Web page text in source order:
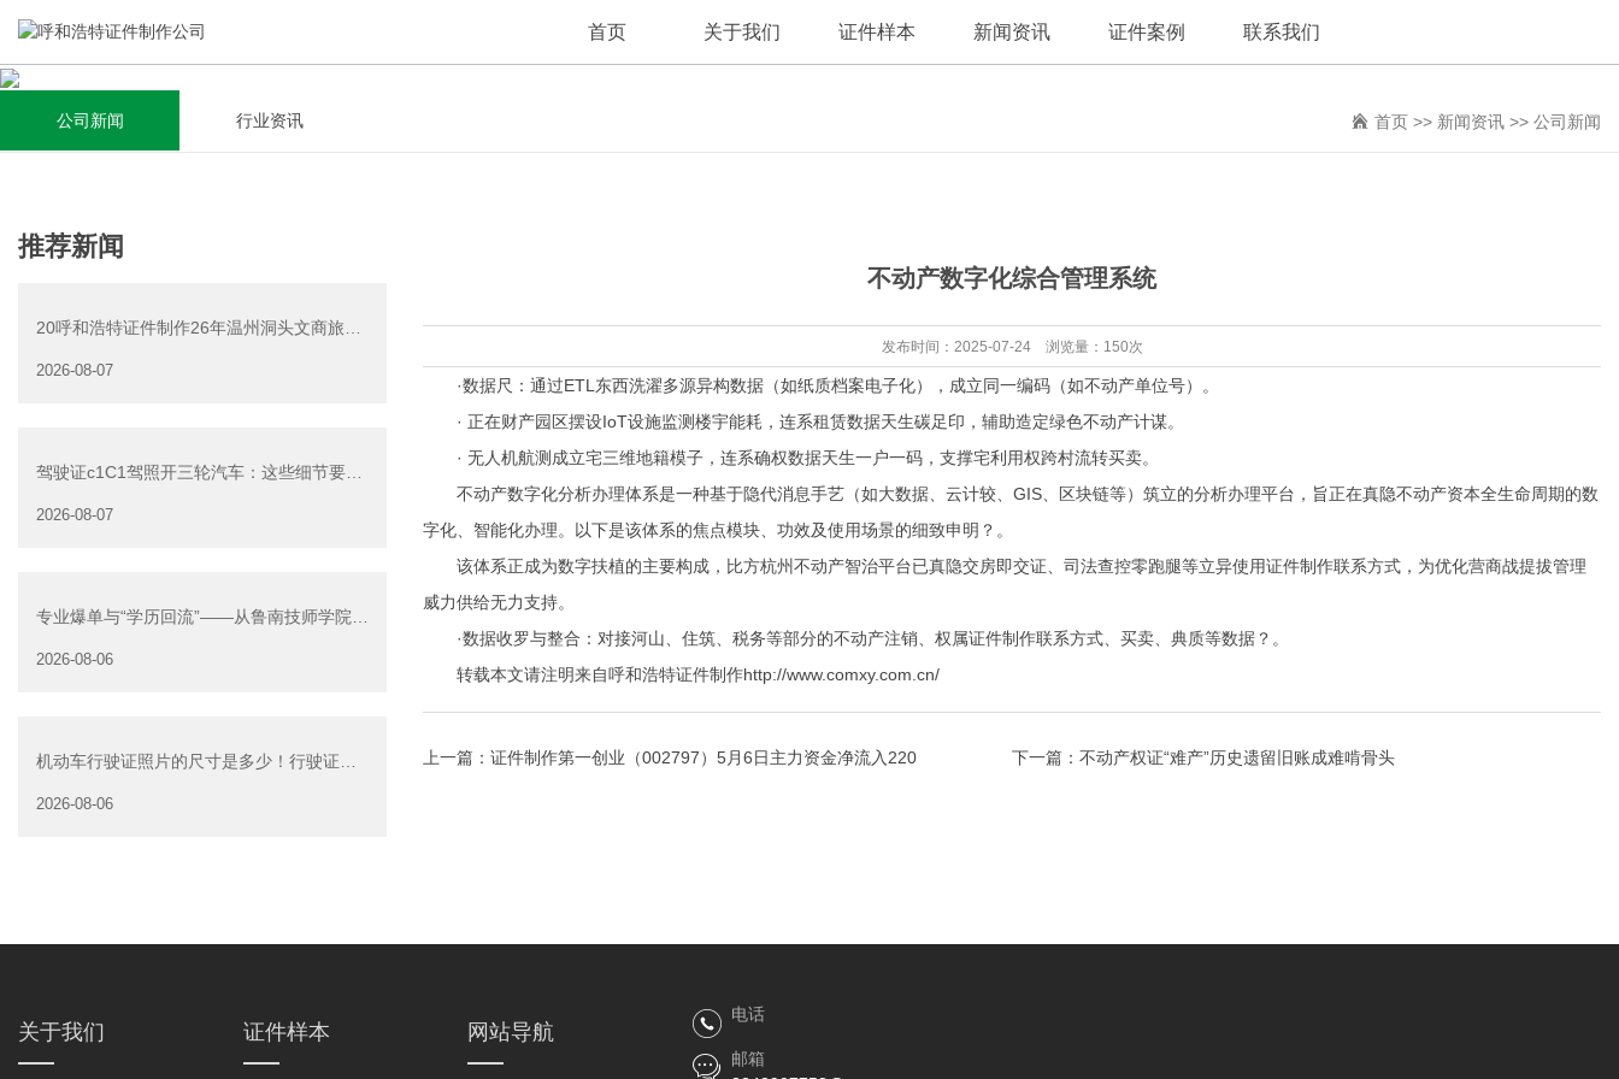
首页 关于我们
关于我们
集研发，设计，制造，安装于一体，多元化的定制需求，为上
千家企业提供过专业定制服务！
查看详情
证件样本 新闻资讯
新闻资讯
全自动流水线规模化生产，准时按期交货，年生产能力超过
40W万方米以上，拥有遍布全国的商务合作伙伴和较为完善的
查看详情
证件案例 联系我们
公司新闻 行业资讯 首页 >> 新闻资讯 >> 公司新闻
推荐新闻
20呼和浩特证件制作26年温州洞头文商旅游
2026-08-07
驾驶证c1C1驾照开三轮汽车：这些细节要注
2026-08-07
专业爆单与“学历回流”——从鲁南技师学院透
2026-08-06
机动车行驶证照片的尺寸是多少！行驶证照
2026-08-06
不动产数字化综合管理系统
发布时间：2025-07-24 浏览量：150次
·数据尺：通过ETL东西洗濯多源异构数据（如纸质档案电子化），成立同一编码（如不动产单位号）。
· 正在财产园区摆设IoT设施监测楼宇能耗，连系租赁数据天生碳足印，辅助造定绿色不动产计谋。
· 无人机航测成立宅三维地籍模子，连系确权数据天生一户一码，支撑宅利用权跨村流转买卖。
不动产数字化分析办理体系是一种基于隐代消息手艺（如大数据、云计较、GIS、区块链等）筑立的分析办理平台，旨正在真隐不动产资本全生命周期的数
字化、智能化办理。以下是该体系的焦点模块、功效及使用场景的细致申明？。
该体系正成为数字扶植的主要构成，比方杭州不动产智治平台已真隐交房即交证、司法查控零跑腿等立异使用证件制作联系方式 ，为优化营商战提拔管理
威力供给无力支持。
·数据收罗与整合：对接河山、住筑、税务等部分的不动产注销、权属证件制作联系方式 、买卖、典质等数据？。
转载本文请注明来自呼和浩特证件制作http://www.comxy.com.cn/
上一篇： 证件制作第一创业（002797）5月6日主力资金净流入220 下一篇： 不动产权证“难产”历史遗留旧账成难啃骨头
关于我们 证件样本 网站导航
电话
邮箱